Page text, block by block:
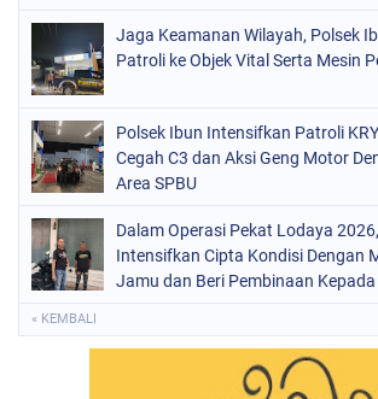
Jaga Keamanan Wilayah, Polsek
Patroli ke Objek Vital Serta Mesin
Polsek Ibun Intensifkan Patroli
Cegah C3 dan Aksi Geng Motor
Area SPBU
Dalam Operasi Pekat Lodaya
Intensifkan Cipta Kondisi Dengan
Jamu dan Beri Pembinaan
« KEMBALI